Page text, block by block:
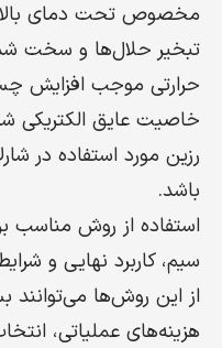
مخصوص تحت دمای بالا
تبخیر حلال‌ها و سخت
حرارتی موجب افزایش
خاصیت عایق الکتریکی
رزین مورد استفاده در
باشد.
استفاده از روش مناسب
سیم، کاربرد نهایی و
از این روش‌ها می‌توانند
هزینه‌های عملیاتی،